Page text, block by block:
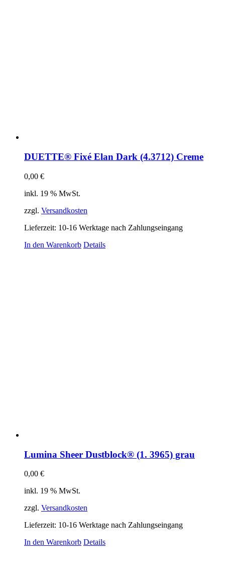
DUETTE® Fixé Elan Dark (4.3712) Creme
0,00 €
inkl. 19 % MwSt.
zzgl. Versandkosten
Lieferzeit: 10-16 Werktage nach Zahlungseingang
In den Warenkorb Details
Lumina Sheer Dustblock® (1. 3965) grau
0,00 €
inkl. 19 % MwSt.
zzgl. Versandkosten
Lieferzeit: 10-16 Werktage nach Zahlungseingang
In den Warenkorb Details